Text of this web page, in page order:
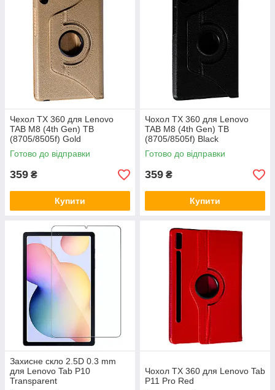
Чехол TX 360 для Lenovo
TAB M8 (4th Gen) TB
(8705/8505f) Gold
Готово до відправки
359 ₴
Купити
Чохол TX 360 для Lenovo
TAB M8 (4th Gen) TB
(8705/8505f) Black
Готово до відправки
359 ₴
Купити
Захисне скло 2.5D 0.3 mm
для Lenovo Tab P10
Transparent
Чохол TX 360 для Lenovo Tab
P11 Pro Red